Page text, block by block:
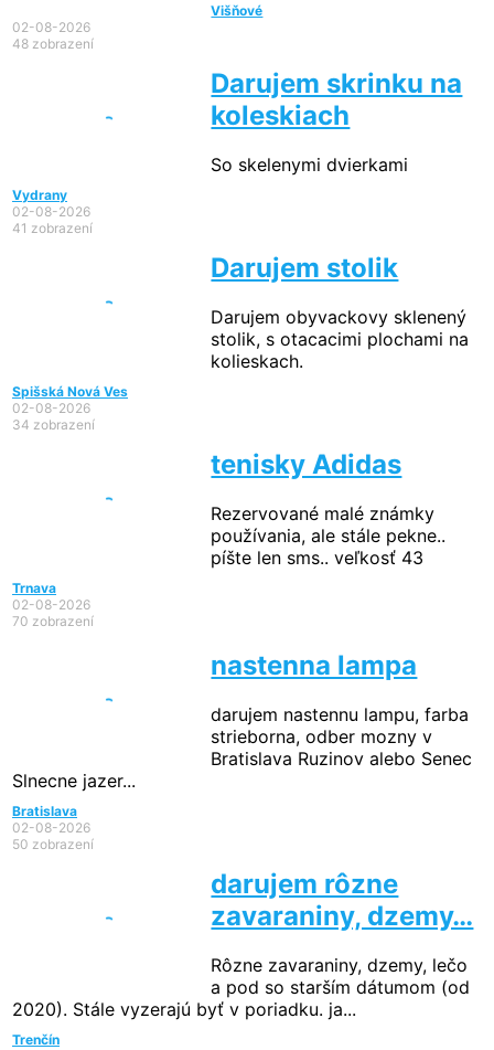
Višňové
02-08-2026
48 zobrazení
Darujem skrinku na
koleskiach
So skelenymi dvierkami
Vydrany
02-08-2026
41 zobrazení
Darujem stolik
Darujem obyvackovy sklenený
stolik, s otacacimi plochami na
kolieskach.
Spišská Nová Ves
02-08-2026
34 zobrazení
tenisky Adidas
Rezervované malé známky
používania, ale stále pekne..
píšte len sms.. veľkosť 43
Trnava
02-08-2026
70 zobrazení
nastenna lampa
darujem nastennu lampu, farba
strieborna, odber mozny v
Bratislava Ruzinov alebo Senec
Slnecne jazer...
Bratislava
02-08-2026
50 zobrazení
darujem rôzne
zavaraniny, dzemy…
Rôzne zavaraniny, dzemy, lečo
a pod so starším dátumom (od
2020). Stále vyzerajú byť v poriadku. ja...
Trenčín